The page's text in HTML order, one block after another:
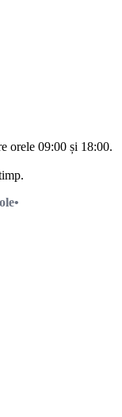
orele 09:00 și 18:00.